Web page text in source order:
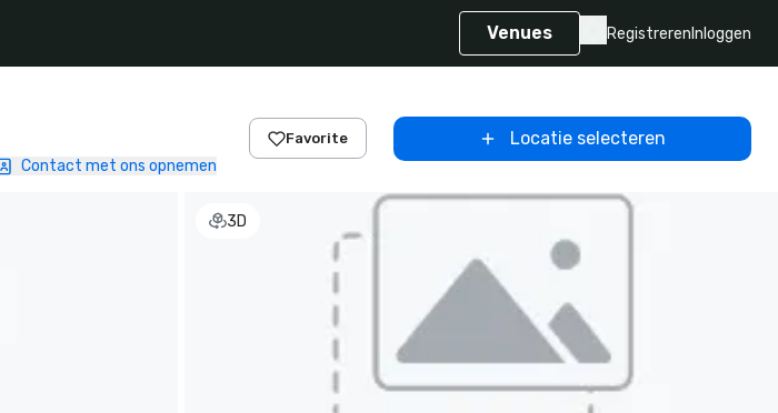
Venues Registreren Inloggen
Contact met ons opnemen
Favorite Locatie selecteren
3D